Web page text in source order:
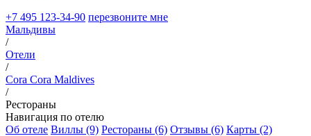
+7 495 123-34-90 перезвоните мне
Мальдивы
/
Отели
/
Cora Cora Maldives
/
Рестораны
Навигация по отелю
Об отеле Виллы (9) Рестораны (6) Отзывы (6) Карты (2)